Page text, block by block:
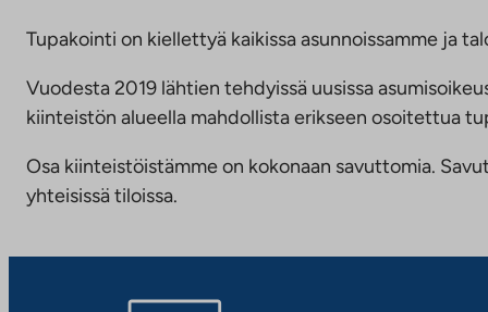
Tupakointi on kiellettyä kaikissa asunnoissamme ja
Vuodesta 2019 lähtien tehdyissä uusissa
kiinteistön alueella mahdollista erikseen osoitettua
Osa kiinteistöistämme on kokonaan savuttomia.
yhteisissä tiloissa.